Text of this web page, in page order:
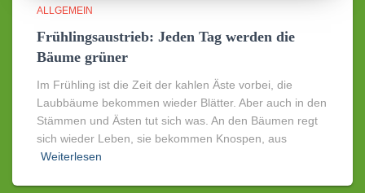
ALLGEMEIN
Frühlingsaustrieb: Jeden Tag werden die
Bäume grüner
Im Frühling ist die Zeit der kahlen Äste vorbei, die
Laubbäume bekommen wieder Blätter. Aber auch in den
Stämmen und Ästen tut sich was. An den Bäumen regt
sich wieder Leben, sie bekommen Knospen, aus
Weiterlesen